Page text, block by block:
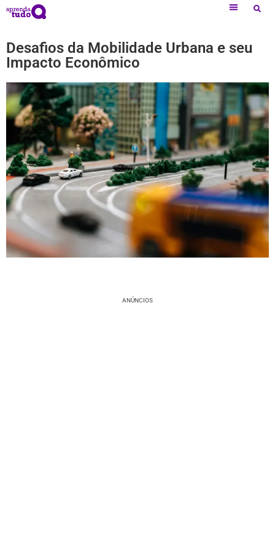
Desafios da Mobilidade Urbana e seu
Impacto Econômico
ANÚNCIOS